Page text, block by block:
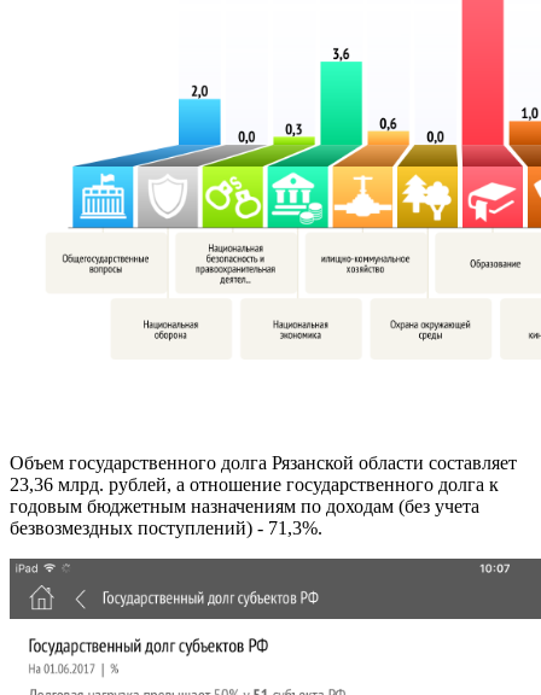
Объем государственного долга Рязанской области составляет
23,36 млрд. рублей, а отношение государственного долга к
годовым бюджетным назначениям по доходам (без учета
безвозмездных поступлений) - 71,3%.